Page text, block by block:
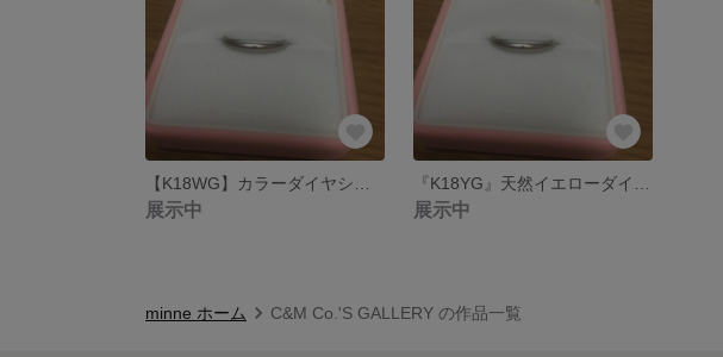
展示中 展示中
minne ホーム C&M Co.'S GALLERY の作品一覧